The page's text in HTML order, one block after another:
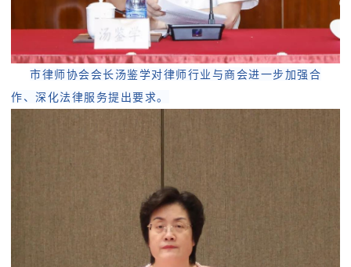
市律师协会会长汤鉴学对律师行业与商会进一步加强合
作、深化法律服务提出要求。